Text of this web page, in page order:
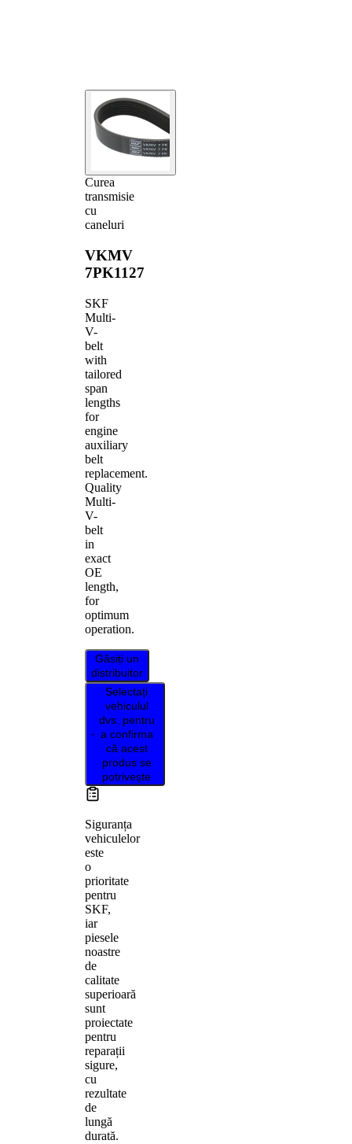
Curea
transmisie
cu
caneluri
VKMV
7PK1127
SKF
Multi-
V-
belt
with
tailored
span
lengths
for
engine
auxiliary
belt
replacement.
Quality
Multi-
V-
belt
in
exact
OE
length,
for
optimum
operation.
Găsiți un
distribuitor
Selectați
vehiculul
dvs. pentru
a confirma
că acest
produs se
potrivește
Siguranța
vehiculelor
este
o
prioritate
pentru
SKF,
iar
piesele
noastre
de
calitate
superioară
sunt
proiectate
pentru
reparații
sigure,
cu
rezultate
de
lungă
durată.